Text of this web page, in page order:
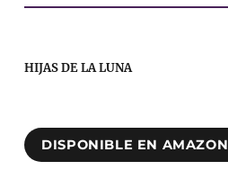
HIJAS DE LA LUNA
DISPONIBLE EN AMAZON